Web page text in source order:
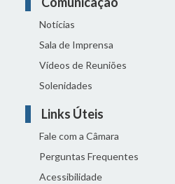
Notícias
Sala de Imprensa
Vídeos de Reuniões
Solenidades
Links Úteis
Fale com a Câmara
Perguntas Frequentes
Acessibilidade